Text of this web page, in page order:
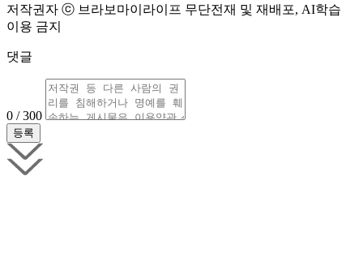
저작권자 ⓒ 브라보마이라이프 무단전재 및 재배포, AI학습
이용 금지
댓글
0 / 300